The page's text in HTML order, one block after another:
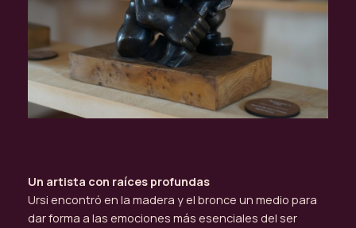
Un artista con raíces profundas
Ursi encontró en la madera y el bronce un medio para
dar forma a las emociones más esenciales del ser